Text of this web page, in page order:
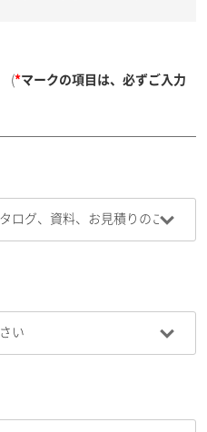
(*マークの項目は、必ずご入力